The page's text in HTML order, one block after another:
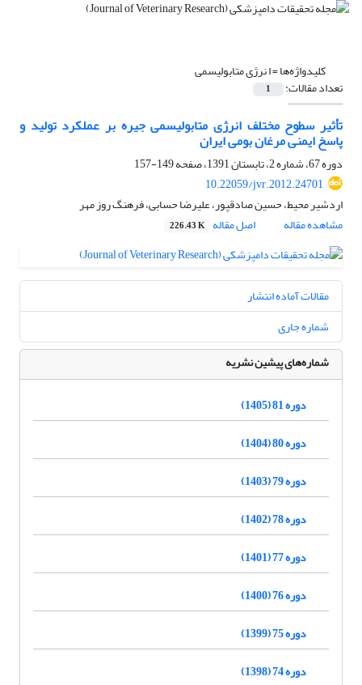
کلیدواژه‌ها =ا نرژی متابولیسمی
تعداد مقالات: 1
تأثیر سطوح مختلف انرژی متابولیسمی جیره بر عملکرد تولید و
پاسخ ایمنی مرغان بومی ‌ایران
دوره 67، شماره 2، تابستان 1391، صفحه
149-157
10.22059/jvr.2012.24701
اردشیر محیط، حسین صادقپور، علیرضا حسابی، فرهنگ روز مهر
مشاهده مقاله
اصل مقاله 226.43 K
مقالات آماده انتشار
شماره جاری
شماره‌های پیشین نشریه
دوره 81 (1405)
دوره 80 (1404)
دوره 79 (1403)
دوره 78 (1402)
دوره 77 (1401)
دوره 76 (1400)
دوره 75 (1399)
دوره 74 (1398)